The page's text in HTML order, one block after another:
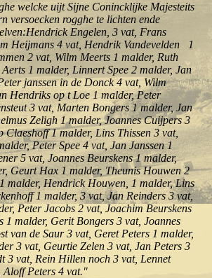
welcke uijt Sijne Conincklijke Majesteits
versoecken rogghe te lichten ende
Engelen, 3 vat, Frans
Heijmans 4 vat, Hendrik Vandevelden 1
2 vat, Wilm Meerts 1 malder, Ruth
1 malder, Linnert Spee 2 malder, Jan
janssen in de Donck 4 vat, Wilm
Hendriks op t Loe 1 malder, Peter
3 vat, Marten Bongers 1 malder, Jan
Zeligh 1 malder, Joannes Cuijpers 3
Claeshoff 1 malder, Lins Thissen 3 vat,
Peter Spee 4 vat, Jan Janssen 1
5 vat, Joannes Beurskens 1 malder,
Geurt Hax 1 malder, Theunis Houwen 2
malder, Hendrick Houwen, 1 malder, Lins
1 malder, 3 vat, Jan Reinders 3 vat,
Peter Jacobs 2 vat, Joachim Beurskens
1 malder, Gerit Bongers 3 vat, Joannes
van de Saur 3 vat, Geret Peters 1 malder,
3 vat, Geurtie Zelen 3 vat, Jan Peters 3
3 vat, Rein Hillen noch 3 vat, Lennet
Aloff Peters 4 vat."